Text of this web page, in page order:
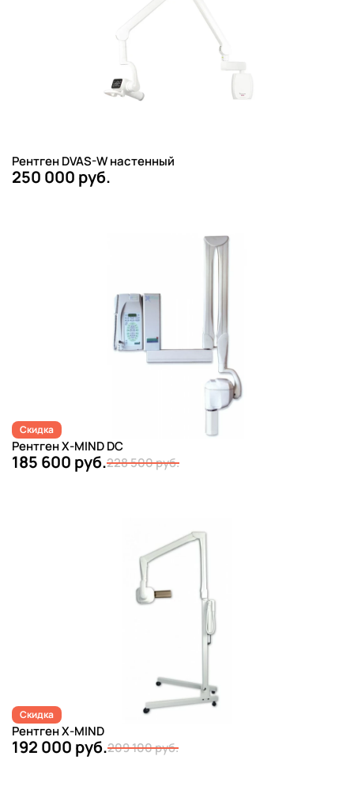
Рентген DVAS-W настенный
250 000 руб.
Скидка
Рентген Х-MIND DC
185 600 руб.228 500 руб.
Скидка
Рентген Х-MIND
192 000 руб.209 100 руб.